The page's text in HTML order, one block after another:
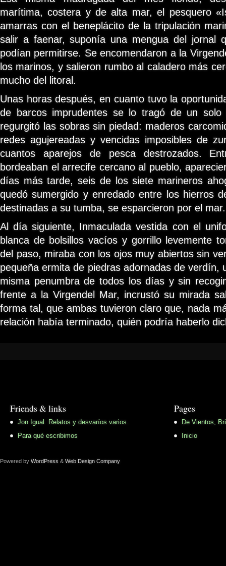
marítima, costera y de alta mar, el pesquero
amarras con el beneplácito de la tripulación
salir a faenar, suponía una mengua del jornal
podían permitirse. Se encomendaron a la
los marinos, y salieron rumbo al caladero más
mucho del litoral.
Unas horas después, en cuanto tuvo la
de barcos imprudentes se lo tragó de un
regurgitó las sobras sin piedad: maderos
redes agujereadas y vencidas imposibles de
cuantos aparejos de pesca destrozados.
bordeaban el arrecife cercano al pueblo,
días más tarde, seis de los siete marineros
quedó sumergido y enredado entre los hierros
destinadas a su tumba, se esparcieron por el mar.
Al día siguiente, Inmaculada vestida con el
blanca de bolsillos vacíos y gorrillo levemente
del paso, miraba con los ojos muy abiertos sin
pequeña ermita de piedras adornadas de verdín,
misma penumbra de todos los días y sin
frente a la Virgendel Mar, incrustó su mirada
forma tal, que ambas tuvieron claro que, nada
relación había terminado, quién podría haberlo
Friends & links
Jon Igual. Relatos y desvaríos varios.
Para qué escribimos
Pages
De Vientos,
Inicio
Powered by WordPress & Web Design Company